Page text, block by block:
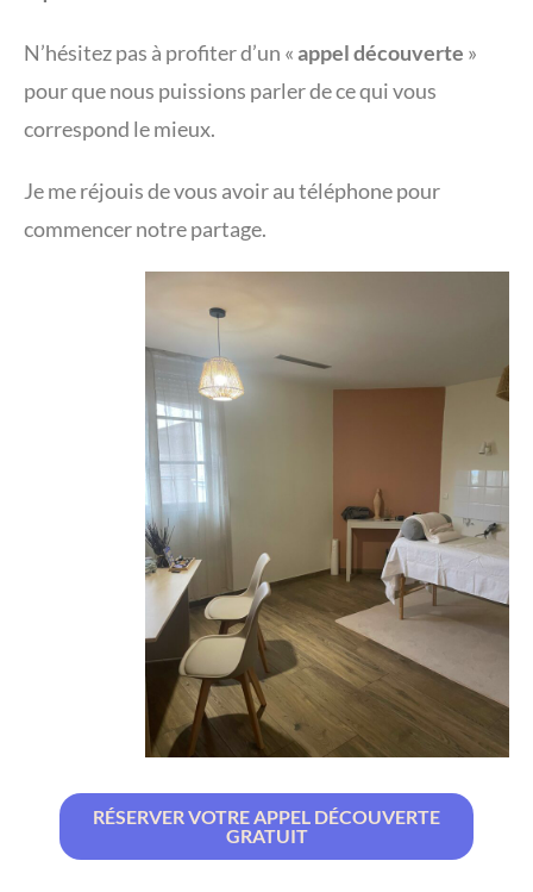
N’hésitez pas à profiter d’un «appel découverte »
pour que nous puissions parler de ce qui vous
correspond le mieux.
Je me réjouis de vous avoir au téléphone pour
commencer notre partage.
RÉSERVER VOTRE APPEL DÉCOUVERTE
GRATUIT